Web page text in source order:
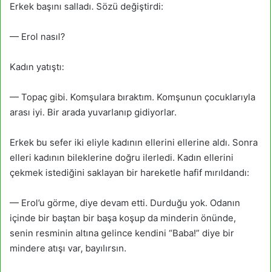
Erkek başını salladı. Sözü değiştirdi:
— Erol nasıl?
Kadın yatıştı:
— Topaç gibi. Komşulara bıraktım. Komşunun çocuklarıyla
arası iyi. Bir arada yuvarlanıp gidiyorlar.
Erkek bu sefer iki eliyle kadının ellerini ellerine aldı. Sonra
elleri kadının bileklerine doğru ilerledi. Kadın ellerini
çekmek istediğini saklayan bir hareketle hafif mırıldandı:
— Erol’u görme, diye devam etti. Durduğu yok. Odanın
içinde bir baştan bir başa koşup da minderin önünde,
senin resminin altına gelince kendini “Baba!” diye bir
mindere atışı var, bayılırsın.